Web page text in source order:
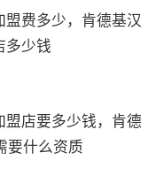
盟费多少，肯德基汉
多少钱
盟店要多少钱，肯德
要什么资质